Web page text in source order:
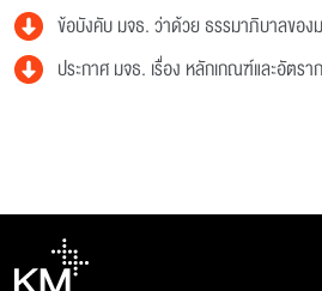
ข้อบังคับ มจธ. ว่าด้วย ธรรมาภิบาลขอ
ประกาศ มจธ. เรื่อง หลักเกณฑ์และอัตรา